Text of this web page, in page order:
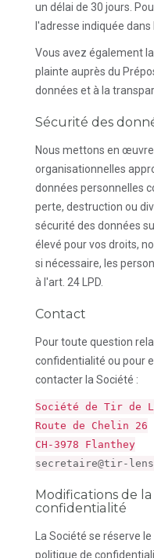
un délai de 30 jours.
l'adresse indiquée
Vous avez également
plainte auprès du
données et à la
Sécurité des
Nous mettons en
organisationnelles
données personnelles
perte, destruction ou
sécurité des données
élevé pour vos droits,
si nécessaire, les
à l'art. 24 LPD.
Contact
Pour toute question
confidentialité ou pour
contacter la Société :
Société de Tir de
Route de Chelin 26
CH-3978 Flanthey
secretaire@tir-
Modifications de
confidentialité
La Société se réserve
politique de